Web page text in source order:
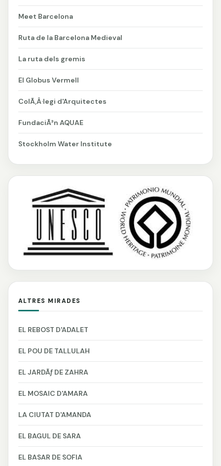
Meet Barcelona
Ruta de la Barcelona Medieval
La ruta dels gremis
El Globus Vermell
ColÃ‚Â·legi d'Arquitectes
FundaciÃ³n AQUAE
Stockholm Water Institute
ALTRES MIRADES
EL REBOST D'ADALET
EL POU DE TALLULAH
EL JARDÃƒ DE ZAHRA
EL MOSAIC D'AMARA
LA CIUTAT D'AMANDA
EL BAGUL DE SARA
EL BASAR DE SOFIA